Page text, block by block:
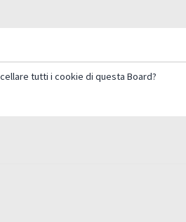
tutti i cookie di questa Board?